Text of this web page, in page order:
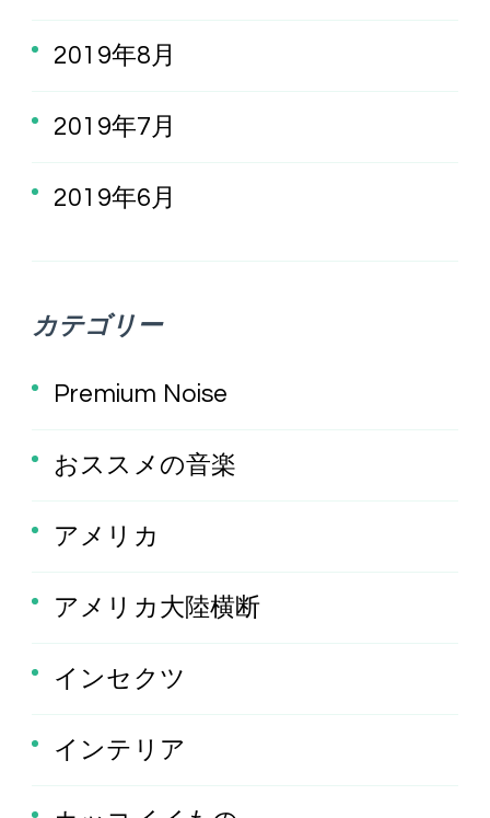
2019年8月
2019年7月
2019年6月
カテゴリー
Premium Noise
おススメの音楽
アメリカ
アメリカ大陸横断
インセクツ
インテリア